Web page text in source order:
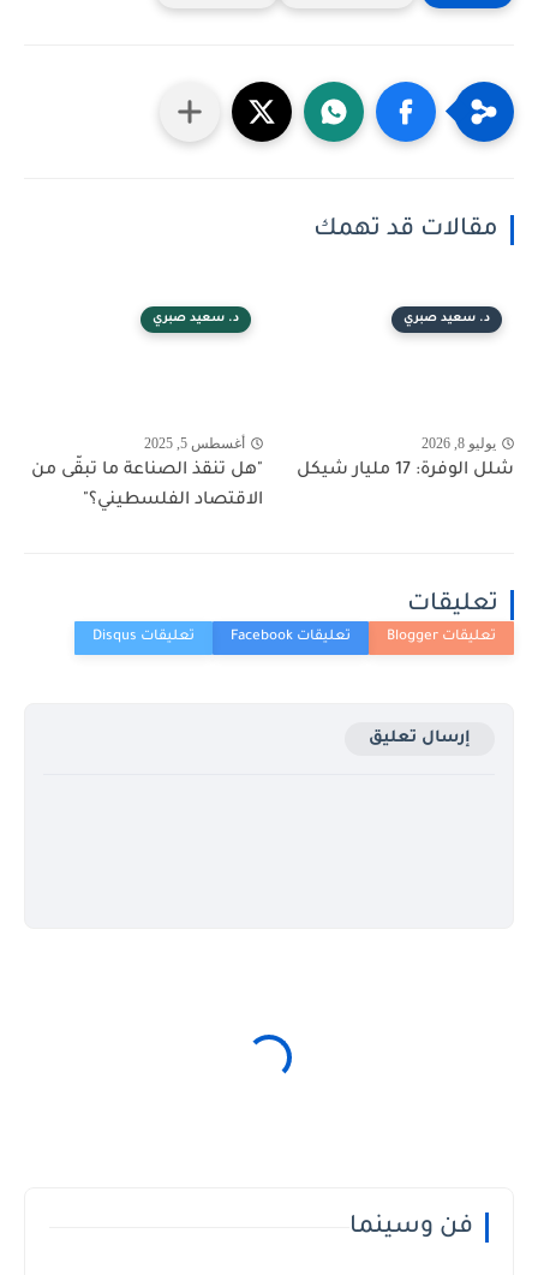
مقالات قد تهمك
د. سعيد صبري
يوليو 8, 2026
شلل الوفرة: 17 مليار شيكل
د. سعيد صبري
أغسطس 5, 2025
"هل تنقذ الصناعة ما تبقّى من
الاقتصاد الفلسطيني؟"
تعليقات
إرسال تعليق
فن وسينما